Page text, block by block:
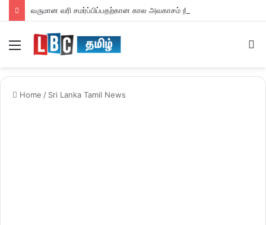
வருமான வரி சமர்ப்பிப்பதற்கான கால அவகாசம் நீடிப்பு
Home / Sri Lanka Tamil News